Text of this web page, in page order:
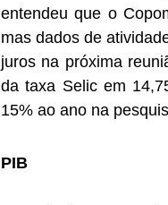
entendeu que o
mas dados de
juros na próxima
da taxa Selic em
15% ao ano na
PIB